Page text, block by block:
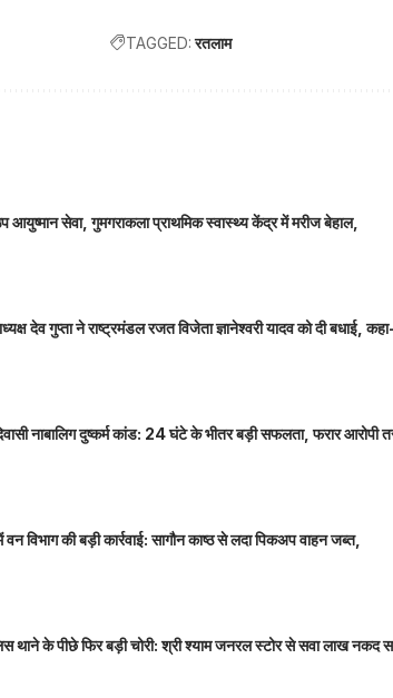
TAGGED: रतलाम
आयुष्मान सेवा, गुमगराकला प्राथमिक स्वास्थ्य केंद्र में मरीज बेहाल,
देव गुप्ता ने राष्ट्रमंडल रजत विजेता ज्ञानेश्वरी यादव को दी बधाई,
नाबालिग दुष्कर्म कांड: 24 घंटे के भीतर बड़ी सफलता, फरार आरोपी
विभाग की बड़ी कार्रवाई: सागौन काष्ठ से लदा पिकअप वाहन जब्त,
थाने के पीछे फिर बड़ी चोरी: श्री श्याम जनरल स्टोर से सवा लाख नकद